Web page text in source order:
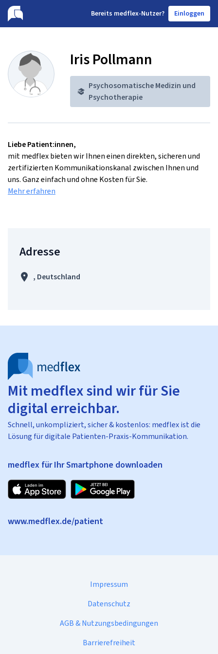
Bereits medflex-Nutzer? Einloggen
Iris Pollmann
Psychosomatische Medizin und
Psychotherapie
Liebe Patient:innen,
mit medflex bieten wir Ihnen einen direkten, sicheren und
zertifizierten Kommunikationskanal zwischen Ihnen und
uns. Ganz einfach und ohne Kosten für Sie.
Mehr erfahren
Adresse
, Deutschland
Mit medflex sind wir für Sie
digital erreichbar.
Schnell, unkompliziert, sicher & kostenlos: medflex ist die
Lösung für digitale Patienten-Praxis-Kommunikation.
medflex für Ihr Smartphone downloaden
www.medflex.de/patient
Impressum
Datenschutz
AGB & Nutzungsbedingungen
Barrierefreiheit